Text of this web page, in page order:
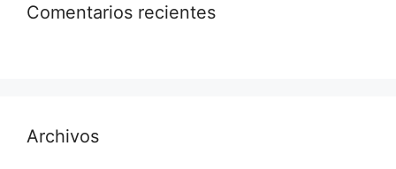
Comentarios recientes
Archivos